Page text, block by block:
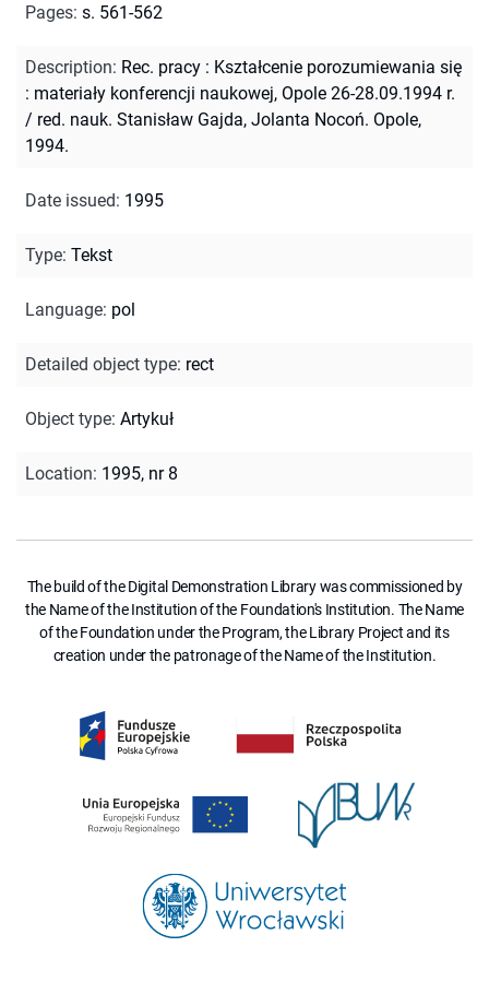
Pages: s. 561-562
Description: Rec. pracy : Kształcenie porozumiewania się
: materiały konferencji naukowej, Opole 26-28.09.1994 r.
/ red. nauk. Stanisław Gajda, Jolanta Nocoń. Opole,
1994.
Date issued: 1995
Type: Tekst
Language: pol
Detailed object type: rect
Object type: Artykuł
Location: 1995, nr 8
The build of the Digital Demonstration Library was commissioned by
the Name of the Institution of the Foundation's Institution. The Name
of the Foundation under the Program, the Library Project and its
creation under the patronage of the Name of the Institution.